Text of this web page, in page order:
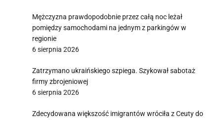
Mężczyzna prawdopodobnie przez całą noc leżał
pomiędzy samochodami na jednym z parkingów w
regionie
6 sierpnia 2026
Zatrzymano ukraińskiego szpiega. Szykował sabotaż
firmy zbrojeniowej
6 sierpnia 2026
Zdecydowana większość imigrantów wróciła z Ceuty do